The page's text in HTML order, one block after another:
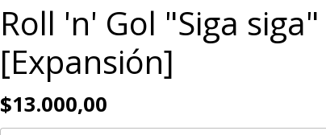
Roll 'n' Gol "Siga siga"
[Expansión]
$13.000,00